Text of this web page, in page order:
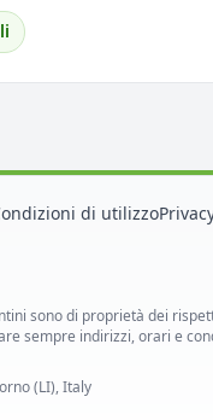
di utilizzo
sono di proprietà dei
sempre indirizzi, orari e
(LI), Italy